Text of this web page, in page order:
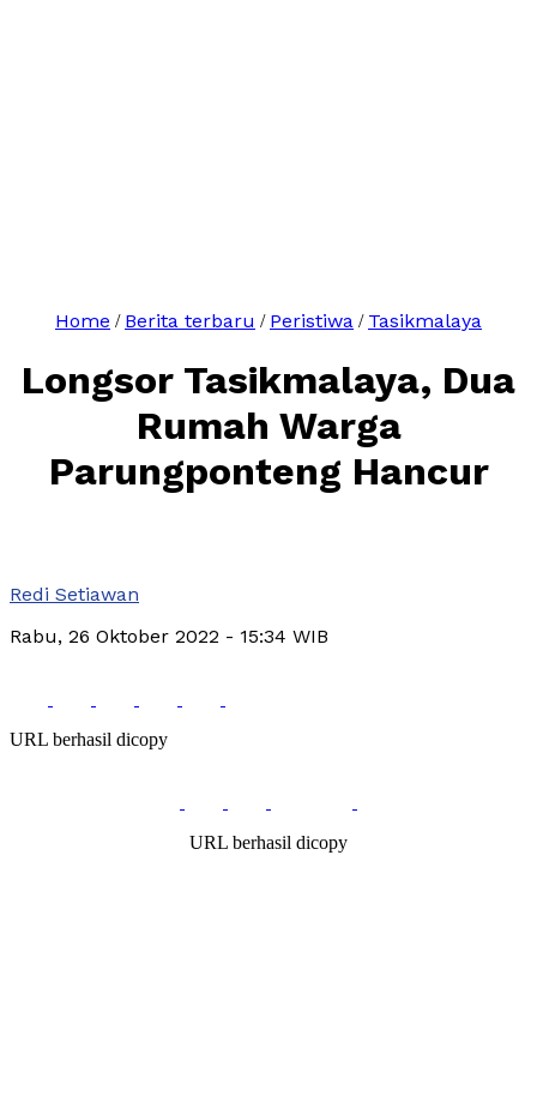
Home / Berita terbaru / Peristiwa / Tasikmalaya
Longsor Tasikmalaya, Dua
Rumah Warga
Parungponteng Hancur
Redi Setiawan
Rabu, 26 Oktober 2022 - 15:34 WIB
URL berhasil dicopy
URL berhasil dicopy